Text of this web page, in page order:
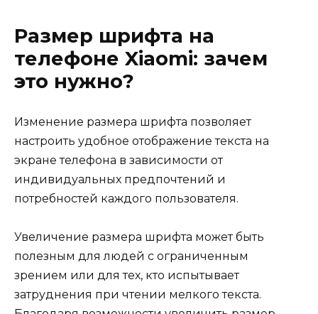
Размер шрифта на
телефоне Xiaomi: зачем
это нужно?
Изменение размера шрифта позволяет
настроить удобное отображение текста на
экране телефона в зависимости от
индивидуальных предпочтений и
потребностей каждого пользователя.
Увеличение размера шрифта может быть
полезным для людей с ограниченным
зрением или для тех, кто испытывает
затруднения при чтении мелкого текста.